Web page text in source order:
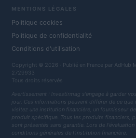
MENTIONS LÉGALES
Politique cookies
Politique de confidentialité
Conditions d'utilisation
Copyright © 2026 · Publié en France par AdHub
2729933
Tous droits réservés
Avertissement : Investirmag s'engage à garder
jour. Ces informations peuvent différer de ce que
visitez une institution financière, un fournisseur
produit spécifique. Tous les produits financiers,
sont présentés sans garantie. Lors de
conditions générales de l'institution financière.